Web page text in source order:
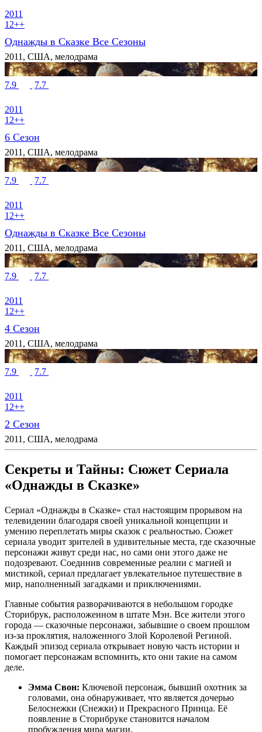
2011
12++
Однажды в Сказке Все Сезоны
2011, США, мелодрама
7.9 7.7
2011
12++
6 Сезон
2011, США, мелодрама
7.9 7.7
2011
12++
Однажды в Сказке Все Сезоны
2011, США, мелодрама
7.9 7.7
2011
12++
4 Сезон
2011, США, мелодрама
7.9 7.7
2011
12++
2 Сезон
2011, США, мелодрама
Секреты и Тайны: Сюжет Сериала
«Однажды в Сказке»
Сериал «Однажды в Сказке» стал настоящим прорывом на
телевидении благодаря своей уникальной концепции и
умению переплетать миры сказок с реальностью. Сюжет
сериала уводит зрителей в удивительные места, где сказочные
персонажи живут среди нас, но сами они этого даже не
подозревают. Соединив современные реалии с магией и
мистикой, сериал предлагает увлекательное путешествие в
мир, наполненный загадками и приключениями.
Главные события разворачиваются в небольшом городке
Сторибрук, расположенном в штате Мэн. Все жители этого
города — сказочные персонажи, забывшие о своем прошлом
из-за проклятия, наложенного Злой Королевой Региной.
Каждый эпизод сериала открывает новую часть истории и
помогает персонажам вспомнить, кто они такие на самом
деле.
Эмма Свон: Ключевой персонаж, бывший охотник за
головами, она обнаруживает, что является дочерью
Белоснежки (Снежки) и Прекрасного Принца. Её
появление в Сторибруке становится началом
пробуждения мира магии.